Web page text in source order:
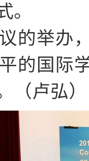
。
的举办
的国际
（卢弘）